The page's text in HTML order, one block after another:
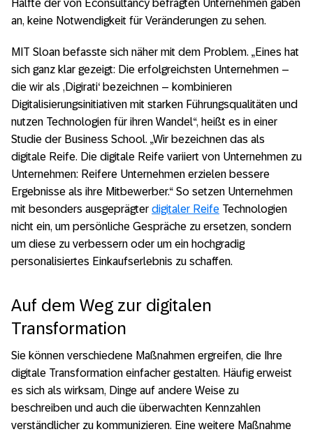
Hälfte der von Econsultancy befragten Unternehmen gaben
an, keine Notwendigkeit für Veränderungen zu sehen.
MIT Sloan befasste sich näher mit dem Problem. „Eines hat
sich ganz klar gezeigt: Die erfolgreichsten Unternehmen –
die wir als ,Digirati‘ bezeichnen – kombinieren
Digitalisierungsinitiativen mit starken Führungsqualitäten und
nutzen Technologien für ihren Wandel“, heißt es in einer
Studie der Business School. „Wir bezeichnen das als
digitale Reife. Die digitale Reife variiert von Unternehmen zu
Unternehmen: Reifere Unternehmen erzielen bessere
Ergebnisse als ihre Mitbewerber.“ So setzen Unternehmen
mit besonders ausgeprägter digitaler Reife Technologien
nicht ein, um persönliche Gespräche zu ersetzen, sondern
um diese zu verbessern oder um ein hochgradig
personalisiertes Einkaufserlebnis zu schaffen.
Auf dem Weg zur digitalen
Transformation
Sie können verschiedene Maßnahmen ergreifen, die Ihre
digitale Transformation einfacher gestalten. Häufig erweist
es sich als wirksam, Dinge auf andere Weise zu
beschreiben und auch die überwachten Kennzahlen
verständlicher zu kommunizieren. Eine weitere Maßnahme